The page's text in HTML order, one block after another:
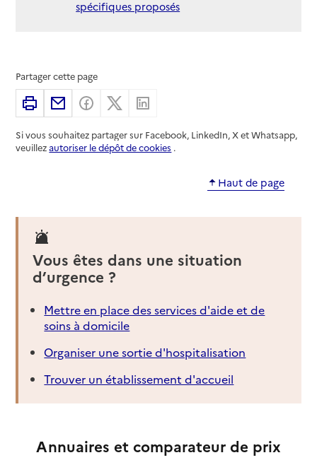
spécifiques proposés
Partager cette page
ImprimerPartager par email
Partager sur Facebook
Partager sur X
Si vous souhaitez partager sur Facebook, LinkedIn, X et Whatsapp,
veuillezautoriser le dépôt de cookies .
Haut de page
Vous êtes dans une situation
d’urgence ?
Mettre en place des services d'aide et de
soins à domicile
Organiser une sortie d'hospitalisation
Trouver un établissement d'accueil
Annuaires et comparateur de prix